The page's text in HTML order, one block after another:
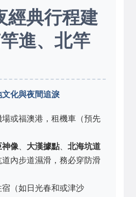
經典行程建
進、北竿
化與夜間追淚
場或福澳港，租機車（預先
神像 大漢據點
北海坑道
道內步道濕滑，務必穿防滑
（如日光春和或津沙